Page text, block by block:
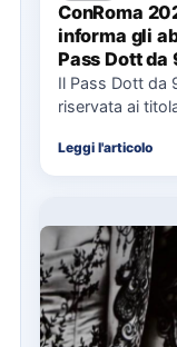
ConRoma
informa gli
Pass Dott
cosa spetta
Il Pass Dott da
riservata ai
Leggi l'articolo